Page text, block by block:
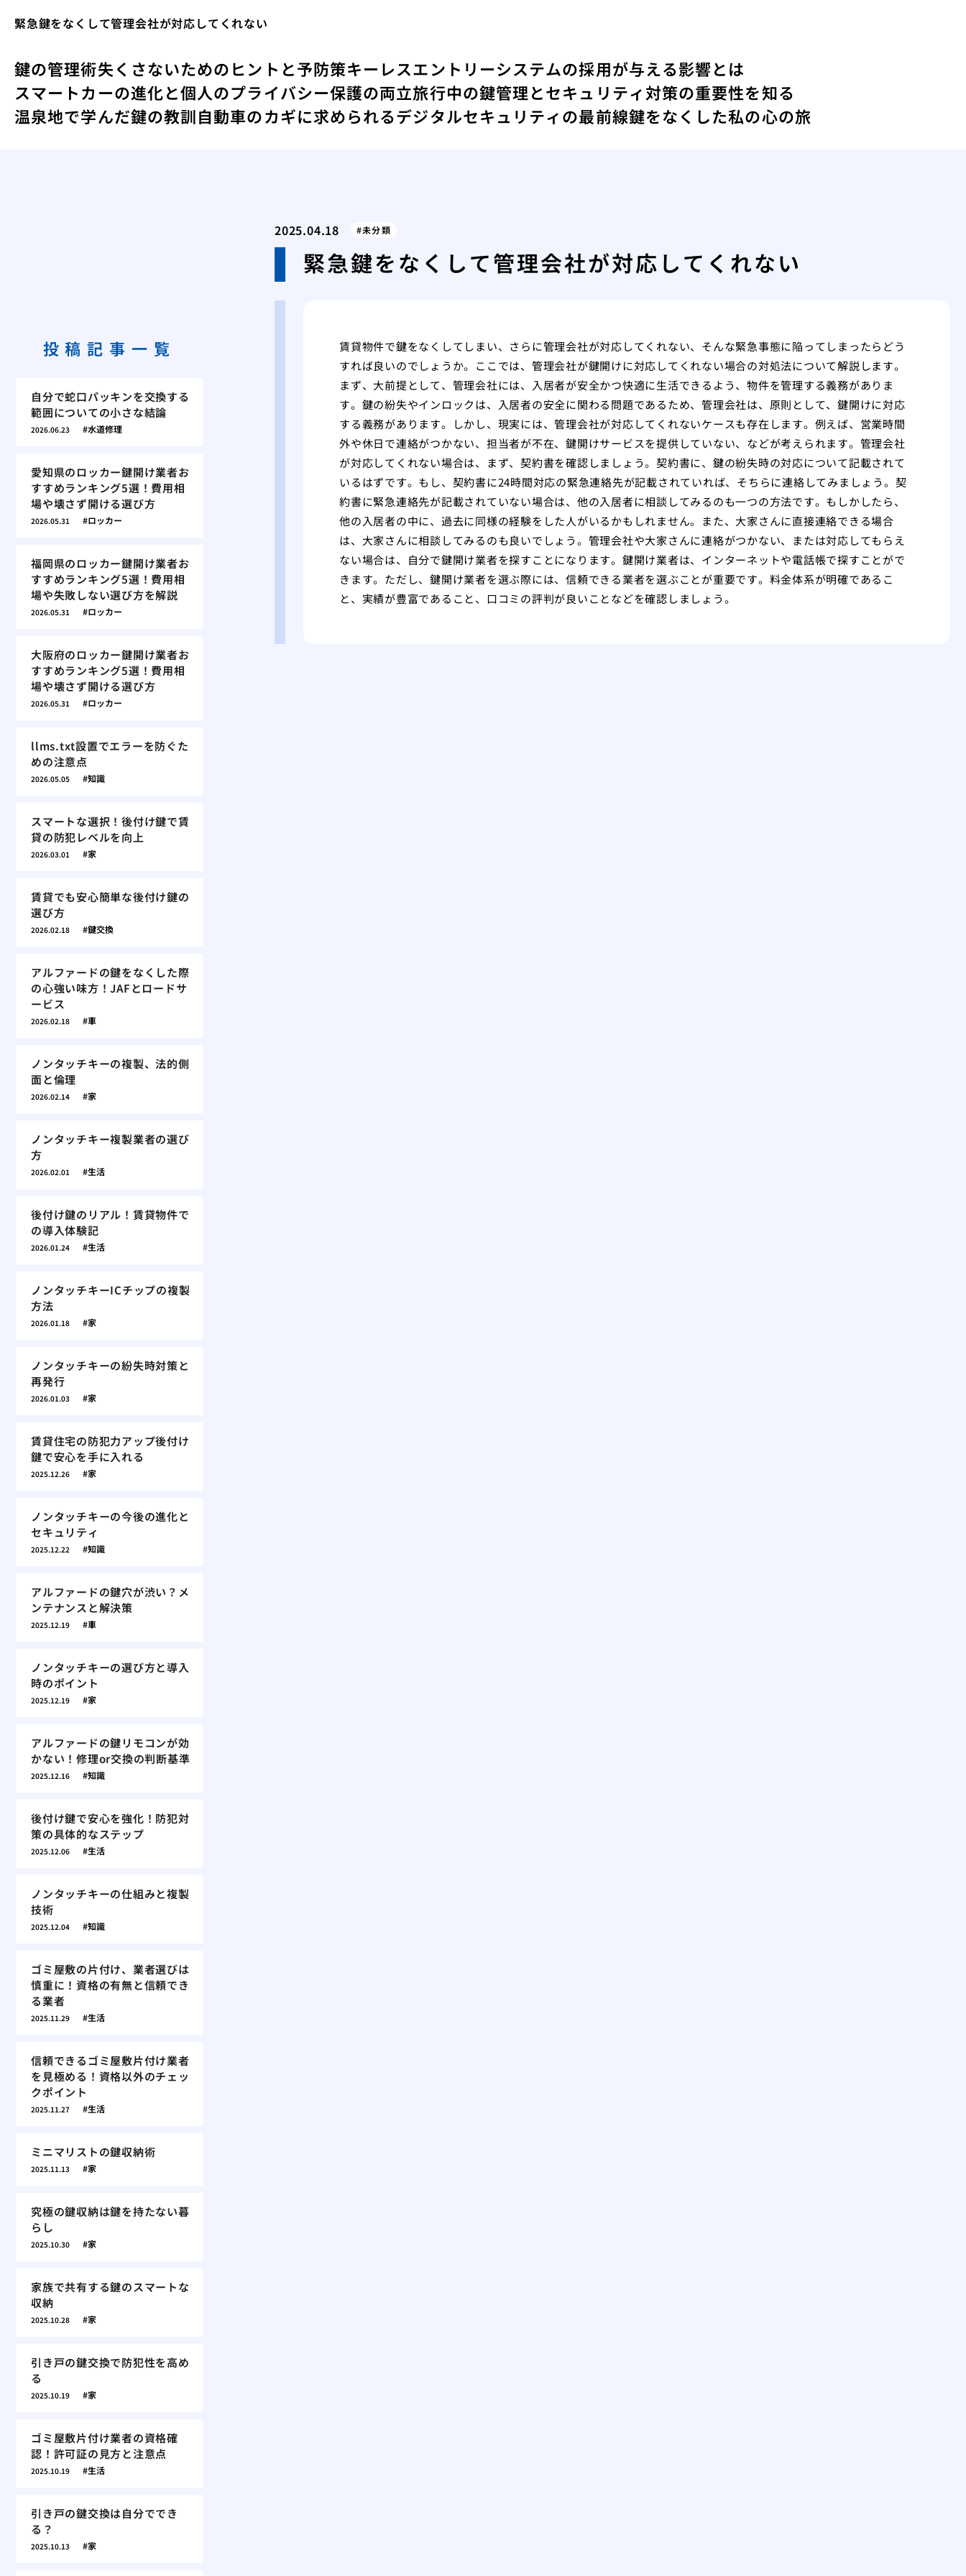
緊急鍵をなくして管理会社が対応してくれない
鍵の管理術失くさないためのヒントと予防策キーレスエントリーシステムの採用が与える影響とは
スマートカーの進化と個人のプライバシー保護の両立旅行中の鍵管理とセキュリティ対策の重要性を知る
温泉地で学んだ鍵の教訓自動車のカギに求められるデジタルセキュリティの最前線鍵をなくした私の心の旅
2025.04.18 未分類
緊急鍵をなくして管理会社が対応してくれない
賃貸物件で鍵をなくしてしまい、さらに管理会社が対応してくれない、そんな緊急事態に陥ってしまったらどう
すれば良いのでしょうか。ここでは、管理会社が鍵開けに対応してくれない場合の対処法について解説します。
まず、大前提として、管理会社には、入居者が安全かつ快適に生活できるよう、物件を管理する義務がありま
す。鍵の紛失やインロックは、入居者の安全に関わる問題であるため、管理会社は、原則として、鍵開けに対応
する義務があります。しかし、現実には、管理会社が対応してくれないケースも存在します。例えば、営業時間
外や休日で連絡がつかない、担当者が不在、鍵開けサービスを提供していない、などが考えられます。管理会社
が対応してくれない場合は、まず、契約書を確認しましょう。契約書に、鍵の紛失時の対応について記載されて
いるはずです。もし、契約書に24時間対応の緊急連絡先が記載されていれば、そちらに連絡してみましょう。契
約書に緊急連絡先が記載されていない場合は、他の入居者に相談してみるのも一つの方法です。もしかしたら、
他の入居者の中に、過去に同様の経験をした人がいるかもしれません。また、大家さんに直接連絡できる場合
は、大家さんに相談してみるのも良いでしょう。管理会社や大家さんに連絡がつかない、または対応してもらえ
ない場合は、自分で鍵開け業者を探すことになります。鍵開け業者は、インターネットや電話帳で探すことがで
きます。ただし、鍵開け業者を選ぶ際には、信頼できる業者を選ぶことが重要です。料金体系が明確であるこ
と、実績が豊富であること、口コミの評判が良いことなどを確認しましょう。
投稿記事一覧
自分で蛇口パッキンを交換する
範囲についての小さな結論
2026.06.23 水道修理
愛知県のロッカー鍵開け業者お
すすめランキング5選！費用相
場や壊さず開ける選び方
2026.05.31 ロッカー
福岡県のロッカー鍵開け業者お
すすめランキング5選！費用相
場や失敗しない選び方を解説
2026.05.31 ロッカー
大阪府のロッカー鍵開け業者お
すすめランキング5選！費用相
場や壊さず開ける選び方
2026.05.31 ロッカー
llms.txt設置でエラーを防ぐた
めの注意点
2026.05.05 知識
スマートな選択！後付け鍵で賃
貸の防犯レベルを向上
2026.03.01 家
賃貸でも安心簡単な後付け鍵の
選び方
2026.02.18 鍵交換
アルファードの鍵をなくした際
の心強い味方！JAFとロードサ
ービス
2026.02.18 車
ノンタッチキーの複製、法的側
面と倫理
2026.02.14 家
ノンタッチキー複製業者の選び
方
2026.02.01 生活
後付け鍵のリアル！賃貸物件で
の導入体験記
2026.01.24 生活
ノンタッチキーICチップの複製
方法
2026.01.18 家
ノンタッチキーの紛失時対策と
再発行
2026.01.03 家
賃貸住宅の防犯力アップ後付け
鍵で安心を手に入れる
2025.12.26 家
ノンタッチキーの今後の進化と
セキュリティ
2025.12.22 知識
アルファードの鍵穴が渋い？メ
ンテナンスと解決策
2025.12.19 車
ノンタッチキーの選び方と導入
時のポイント
2025.12.19 家
アルファードの鍵リモコンが効
かない！修理or交換の判断基準
2025.12.16 知識
後付け鍵で安心を強化！防犯対
策の具体的なステップ
2025.12.06 生活
ノンタッチキーの仕組みと複製
技術
2025.12.04 知識
ゴミ屋敷の片付け、業者選びは
慎重に！資格の有無と信頼でき
る業者
2025.11.29 生活
信頼できるゴミ屋敷片付け業者
を見極める！資格以外のチェッ
クポイント
2025.11.27 生活
ミニマリストの鍵収納術
2025.11.13 家
究極の鍵収納は鍵を持たない暮
らし
2025.10.30 家
家族で共有する鍵のスマートな
収納
2025.10.28 家
引き戸の鍵交換で防犯性を高め
る
2025.10.19 家
ゴミ屋敷片付け業者の資格確
認！許可証の見方と注意点
2025.10.19 生活
引き戸の鍵交換は自分ででき
る？
2025.10.13 家